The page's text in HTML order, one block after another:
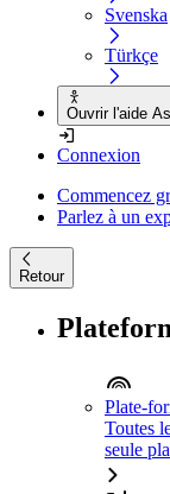
Svenska
Türkçe
Ouvrir l'aide
Connexion
Commencez
Parlez à un
Retour
Plate-
Toutes
seule